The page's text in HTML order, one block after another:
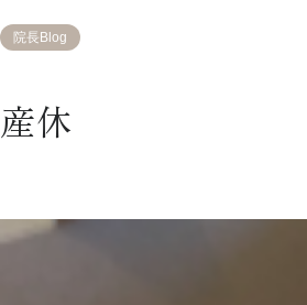
院長Blog
産休